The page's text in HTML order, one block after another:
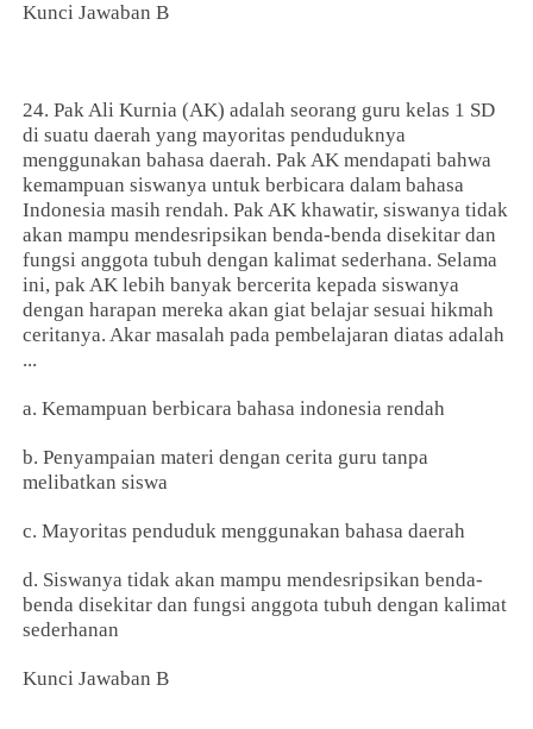
Kunci Jawaban B
24. Pak Ali Kurnia (AK) adalah seorang guru kelas 1 SD
di suatu daerah yang mayoritas penduduknya
menggunakan bahasa daerah. Pak AK mendapati bahwa
kemampuan siswanya untuk berbicara dalam bahasa
Indonesia masih rendah. Pak AK khawatir, siswanya tidak
akan mampu mendesripsikan benda-benda disekitar dan
fungsi anggota tubuh dengan kalimat sederhana. Selama
ini, pak AK lebih banyak bercerita kepada siswanya
dengan harapan mereka akan giat belajar sesuai hikmah
ceritanya. Akar masalah pada pembelajaran diatas adalah
...
a. Kemampuan berbicara bahasa indonesia rendah
b. Penyampaian materi dengan cerita guru tanpa
melibatkan siswa
c. Mayoritas penduduk menggunakan bahasa daerah
d. Siswanya tidak akan mampu mendesripsikan benda-
benda disekitar dan fungsi anggota tubuh dengan kalimat
sederhanan
Kunci Jawaban B